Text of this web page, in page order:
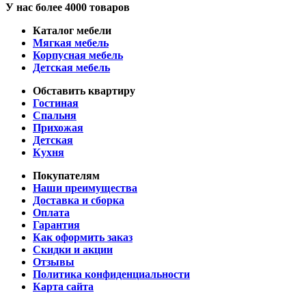
У нас более 4000 товаров
Каталог мебели
Мягкая мебель
Корпусная мебель
Детская мебель
Обставить квартиру
Гостиная
Спальня
Прихожая
Детская
Кухня
Покупателям
Наши преимущества
Доставка и сборка
Оплата
Гарантия
Как оформить заказ
Скидки и акции
Отзывы
Политика конфиденциальности
Карта сайта